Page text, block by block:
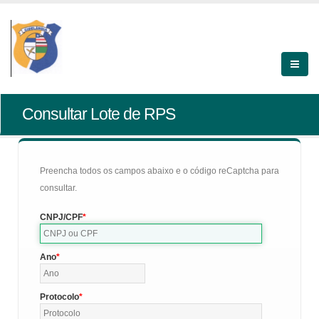
Consultar Lote de RPS
Preencha todos os campos abaixo e o código reCaptcha para
consultar.
CNPJ/CPF
Ano
Protocolo